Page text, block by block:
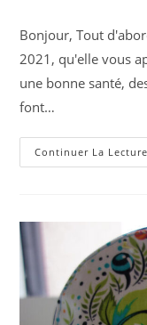
la
publication :
Bonjour, Tout
2021, qu'elle vous
une bonne santé,
font…
Continuer La Lecture